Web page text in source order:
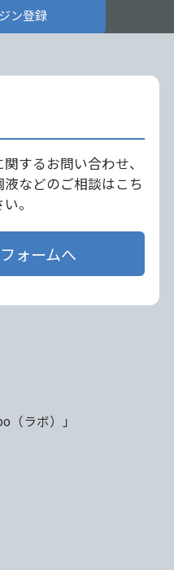
ン登録
するお問い合わせ、
などのご相談はこち
。
ォームへ
（ラボ）」